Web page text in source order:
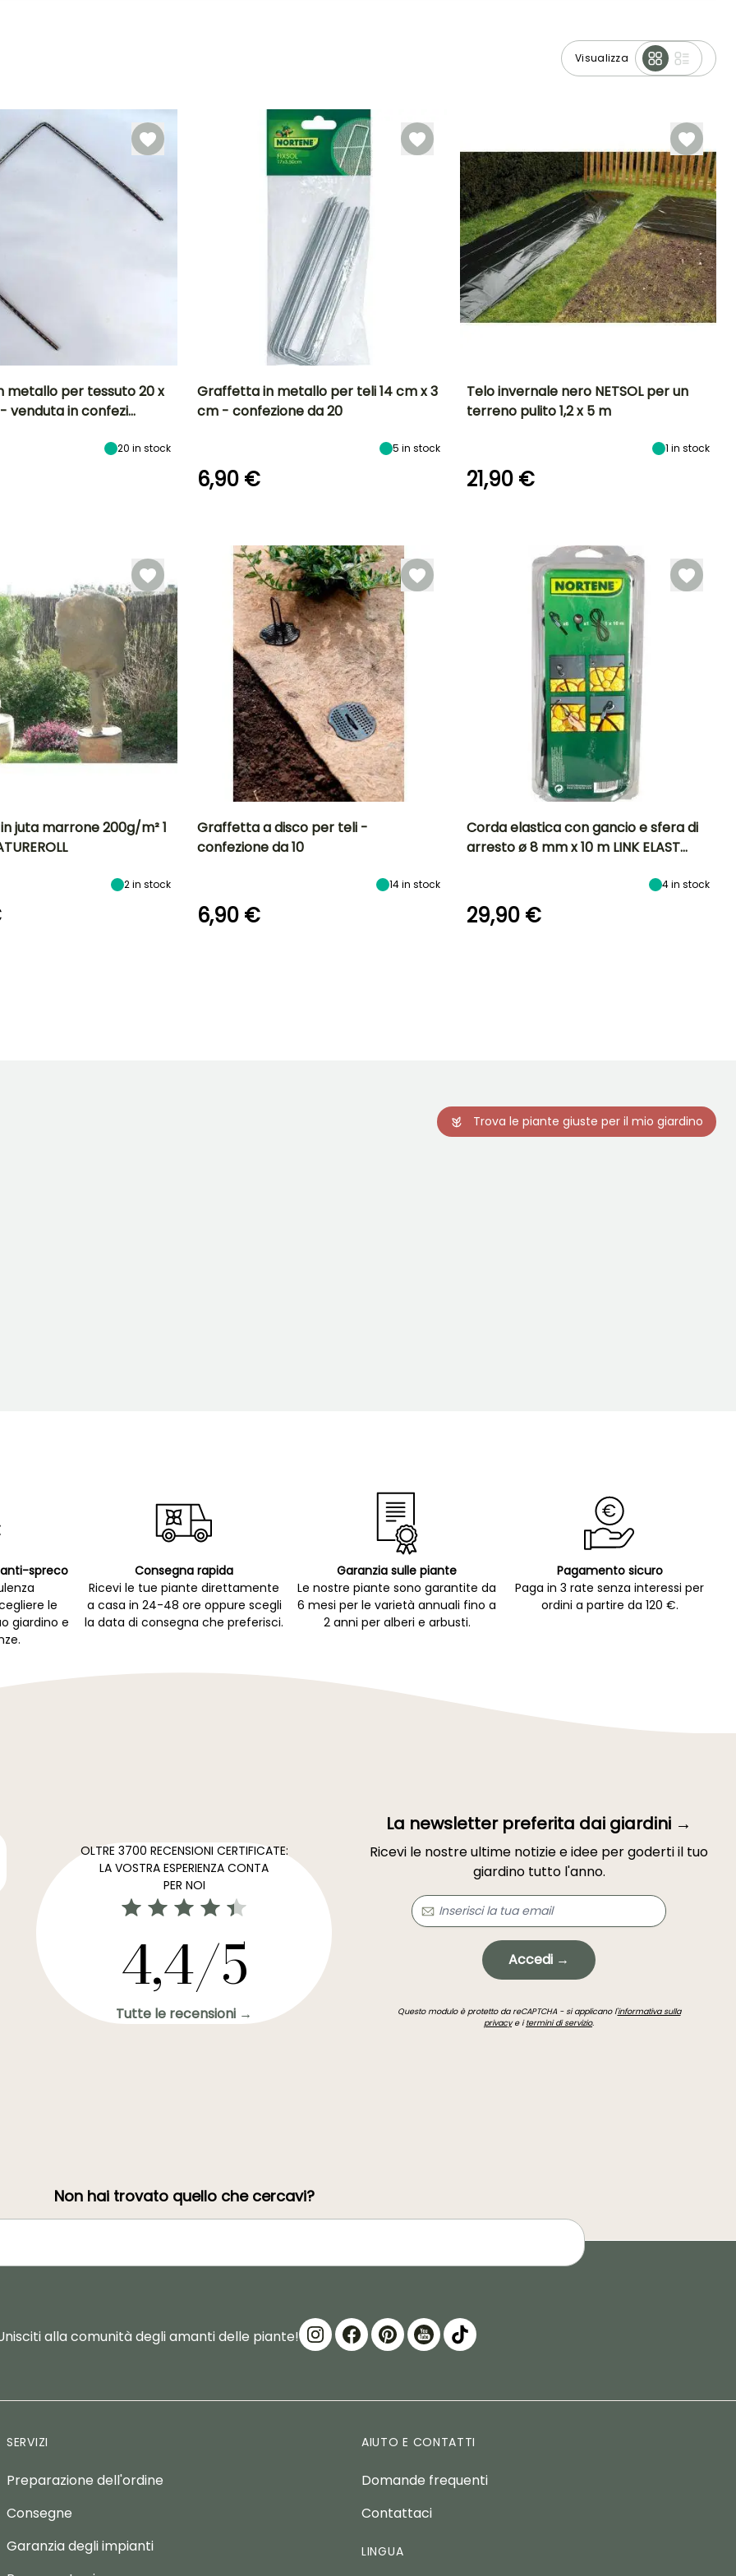
Visualizza
metallo per tessuto 20 x
venduta in confezi…
20 in stock
Graffetta in metallo per teli 14 cm x 3
cm - confezione da 20
5 in stock
6,90 €
Telo invernale nero NETSOL per un
terreno pulito 1,2 x 5 m
1 in stock
21,90 €
juta marrone 200g/m² 1
2in stock
Graffetta a disco per teli -
confezione da 10
14in stock
6,90 €
Corda elastica con gancio e sfera di
arresto ø 8 mm x 10 m LINK ELAST…
4in stock
29,90 €
Trova le piante giuste per il mio giardino
spreco
le
giardino e
Consegna rapida
Ricevi le tue piante direttamente
a casa in 24-48 ore oppure scegli
la data di consegna che preferisci.
Garanzia sulle piante
Le nostre piante sono garantite da
6 mesi per le varietà annuali fino a
2 anni per alberi e arbusti.
Pagamento sicuro
Paga in 3 rate senza interessi per
ordini a partire da 120 €.
OLTRE 3700 RECENSIONI CERTIFICATE:
LA VOSTRA ESPERIENZA CONTA
PER NOI
4,4/5
Tutte le recensioni →
La newsletter preferita dai giardini →
Ricevi le nostre ultime notizie e idee per goderti il tuo
giardino tutto l'anno.
Accedi →
Questo modulo è protetto da reCAPTCHA - si applicano l'informativa sulla
privacye itermini di servizio.
Non hai trovato quello che cercavi?
alla comunità degli amanti delle piante!
SERVIZI
Preparazione dell'ordine
Consegne
Garanzia degli impianti
AIUTO E CONTATTI
Domande frequenti
Contattaci
LINGUA